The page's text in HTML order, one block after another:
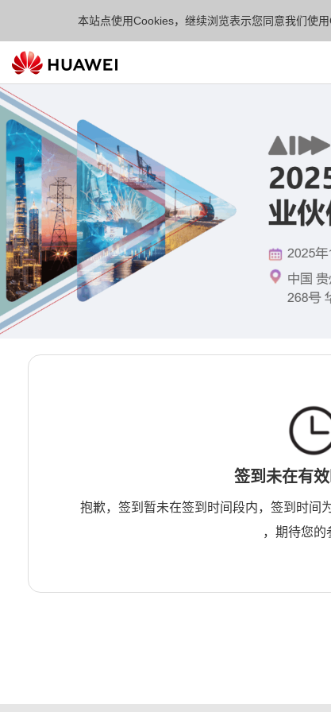
本站点使用Cookies，继续浏览表示您同意我们使用
签到未在有
抱歉，签到暂未在签到时间段内，签到时
，期待您的